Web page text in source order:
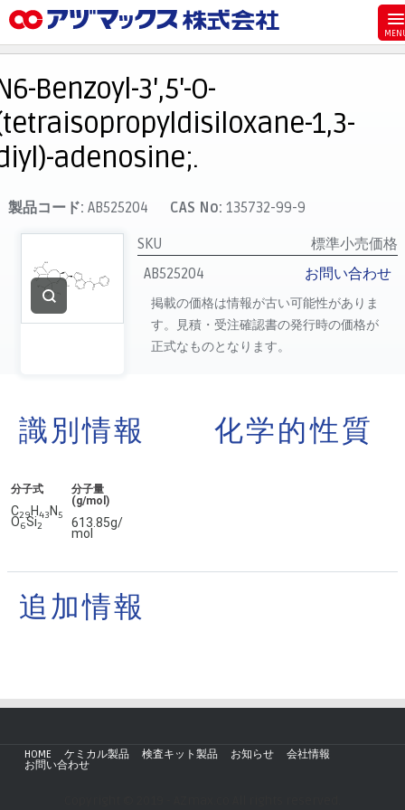
お気に入り
カート
マイアカウント
主要取扱ブランド
代理店一覧
支払い
製品検索
見積発行
Benzoyl-3',5'-O-
1,3-
adenosine;.
製品コード: AB525204 CAS No: 135732-99-9
SKU
標準小売価格
AB525204
お問い合わせ
掲載の価格は情報が古い可能性がありま
す。見積・受注確認書の発行時の価格が
正式なものとなります。
識別情報
分子式
C29H43 N5
O6Si2
分子量
(g/mol)
613.85g/
mol
化学的性質
追加情報
HOME ケミカル製品 検査キット製品 お知らせ
会社情報
お問い合わせ